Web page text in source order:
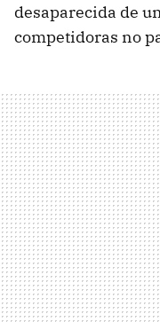
desaparecida de
competidoras no